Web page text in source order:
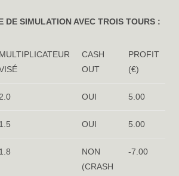
DE SIMULATION AVEC TROIS TOURS :
MULTIPLICATEUR
CASH
OUT
PROFIT
(€)
2.0 OUI 5.00
1.5 OUI 5.00
1.8
NON
(CRASH
-7.00